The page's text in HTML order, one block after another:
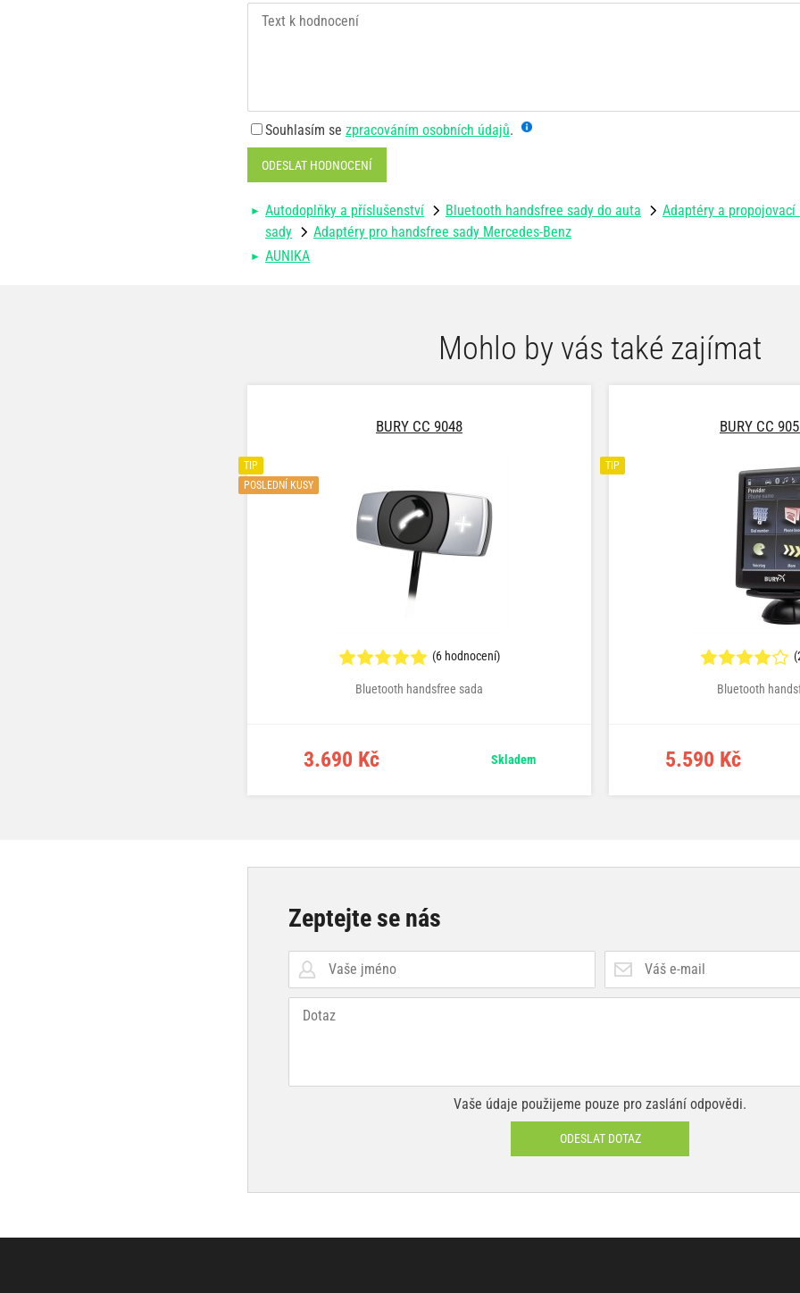
Souhlasím se zpracováním osobních údajů.
ODESLAT HODNOCENÍ
Autodoplňky a příslušenství Bluetooth handsfree sady do auta
Adaptéry a
sady
Adaptéry pro handsfree sady Mercedes-Benz
AUNIKA
Mohlo by vás také zajímat
BURY CC 9048
TIP
POSLEDNÍ KUSY
(6 hodnocení)
Bluetooth handsfree sada
3.690 Kč Skladem
BURY CC
TIP
Bluetooth
5.590 Kč
Zeptejte se nás
Vaše údaje použijeme pouze pro zaslání odpovědi.
ODESLAT DOTAZ